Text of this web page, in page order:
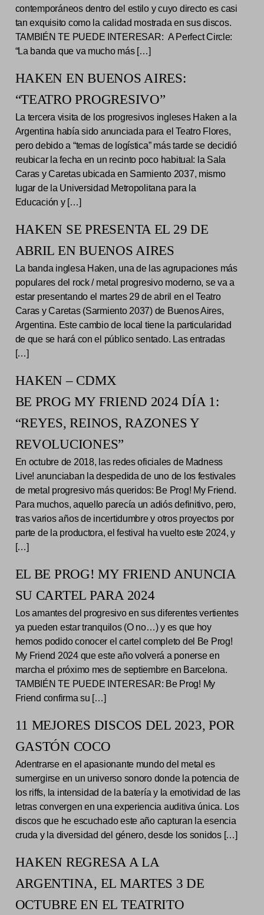
contemporáneos dentro del estilo y cuyo directo es casi
tan exquisito como la calidad mostrada en sus discos.
TAMBIÉN TE PUEDE INTERESAR: A Perfect Circle:
“La banda que va mucho más […]
HAKEN EN BUENOS AIRES:
“TEATRO PROGRESIVO”
La tercera visita de los progresivos ingleses Haken a la
Argentina había sido anunciada para el Teatro Flores,
pero debido a “temas de logística” más tarde se decidió
reubicar la fecha en un recinto poco habitual: la Sala
Caras y Caretas ubicada en Sarmiento 2037, mismo
lugar de la Universidad Metropolitana para la
Educación y […]
HAKEN SE PRESENTA EL 29 DE
ABRIL EN BUENOS AIRES
La banda inglesa Haken, una de las agrupaciones más
populares del rock / metal progresivo moderno, se va a
estar presentando el martes 29 de abril en el Teatro
Caras y Caretas (Sarmiento 2037) de Buenos Aires,
Argentina. Este cambio de local tiene la particularidad
de que se hará con el público sentado. Las entradas
[…]
HAKEN – CDMX
BE PROG MY FRIEND 2024 DÍA 1:
“REYES, REINOS, RAZONES Y
REVOLUCIONES”
En octubre de 2018, las redes oficiales de Madness
Live! anunciaban la despedida de uno de los festivales
de metal progresivo más queridos: Be Prog! My Friend.
Para muchos, aquello parecía un adiós definitivo, pero,
tras varios años de incertidumbre y otros proyectos por
parte de la productora, el festival ha vuelto este 2024, y
[…]
EL BE PROG! MY FRIEND ANUNCIA
SU CARTEL PARA 2024
Los amantes del progresivo en sus diferentes vertientes
ya pueden estar tranquilos (O no…) y es que hoy
hemos podido conocer el cartel completo del Be Prog!
My Friend 2024 que este año volverá a ponerse en
marcha el próximo mes de septiembre en Barcelona.
TAMBIÉN TE PUEDE INTERESAR: Be Prog! My
Friend confirma su […]
11 MEJORES DISCOS DEL 2023, POR
GASTÓN COCO
Adentrarse en el apasionante mundo del metal es
sumergirse en un universo sonoro donde la potencia de
los riffs, la intensidad de la batería y la emotividad de las
letras convergen en una experiencia auditiva única. Los
discos que he escuchado este año capturan la esencia
cruda y la diversidad del género, desde los sonidos […]
HAKEN REGRESA A LA
ARGENTINA, EL MARTES 3 DE
OCTUBRE EN EL TEATRITO